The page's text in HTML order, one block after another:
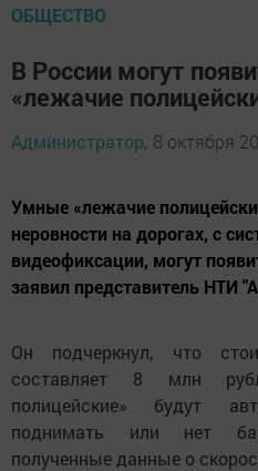
ОБЩЕСТВО
В России могут
«лежачие
Администратор, 8 октября
Умные «лежачие
неровности на дорогах, с
видеофиксации, могут
заявил представитель НТИ
Он подчеркнул, что
составляет 8 млн
полицейские» будут
поднимать или нет
полученные данные о